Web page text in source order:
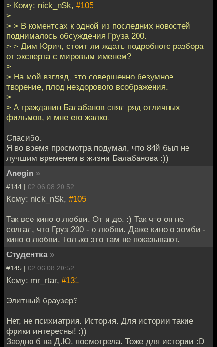
> Кому: nick_nSk, #105
>
> > В коментсах к одной из последних новостей
поднималось обсуждения Груза 200.
> > Дим Юрич, стоит ли ждать подробного разбора
от эксперта с мировым именем?
>
> На мой взгляд, это совершенно безумное
творение, плод нездорового воображения.
>
> А гражданин Балабанов снял ряд отличных
фильмов, и мне его жалко.
Спасибо.
Я во время просмотра подумал, что 84й был не
лучшим временем в жизни Балабанова :))
Anegin »
#144 | 02.06.08 20:52
Кому: nick_nSk, #105
Так все кино о любви. От и до. :) Так что он не
солгал, что Груз 200 - о любви. Даже кино о зомби -
кино о любви. Только это там не показывают.
Студентка »
#145 | 02.06.08 20:52
Кому: mr_rtar, #131
Элитный браузер?
Нет, не психиатрия. История. Для истории такие
фрики интересны! :))
Заодно б на Д.Ю. посмотрела. Тоже для истории :D